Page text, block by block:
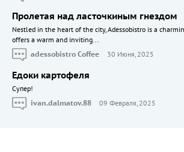
Пролетая над ласточкиным гнездом
Nestled in the heart of the city, Adessobistro is a
offers a warm and inviting...
adessobistro Coffee
30 Июня, 2025
Едоки картофеля
Cупер!
ivan.dalmatov.88
09 Февраля, 2025